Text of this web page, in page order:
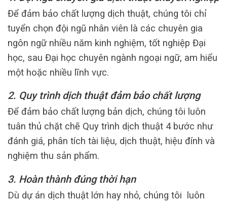
Để đảm bảo chất lượng dịch thuật, chúng tôi chỉ
tuyển chọn đội ngũ nhân viên là các chuyên gia
ngôn ngữ nhiều năm kinh nghiệm, tốt nghiệp Đại
học, sau Đại học chuyên ngành ngoại ngữ, am hiểu
một hoặc nhiều lĩnh vực.
2. Quy trình dịch thuật đảm bảo chất lượng
Để đảm bảo chất lượng bản dịch, chúng tôi luôn
tuân thủ chặt chẽ Quy trình dịch thuật 4 bước như
đánh giá, phân tích tài liệu, dịch thuật, hiệu đính và
nghiệm thu sản phẩm.
3. Hoàn thành đúng thời hạn
Dù dự án dịch thuật lớn hay nhỏ, chúng tôi luôn